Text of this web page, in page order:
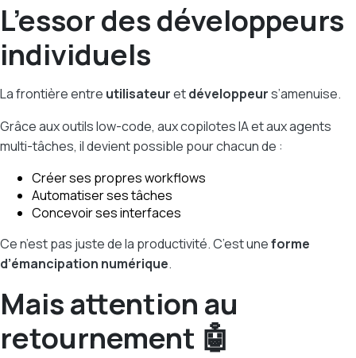
L’essor des développeurs
individuels
La frontière entre utilisateuretdéveloppeurs’amenuise.
Grâce aux outils low-code, aux copilotes IA et aux agents
multi-tâches, il devient possible pour chacun de :
Créer ses propres workflows
Automatiser ses tâches
Concevoir ses interfaces
Ce n’est pas juste de la productivité. C’est uneforme
d’émancipation numérique.
Mais attention au
retournement 🤖